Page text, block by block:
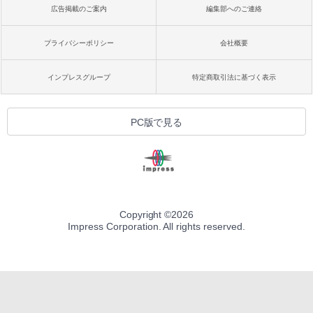
広告掲載のご案内 編集部へのご連絡
プライバシーポリシー 会社概要
インプレスグループ 特定商取引法に基づく表示
PC版で見る
Copyright ©2026
Impress Corporation. All rights reserved.